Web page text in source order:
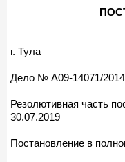
г. Тула
Дело № А09-14071/2014
Резолютивная часть
30.07.2019
Постановление в